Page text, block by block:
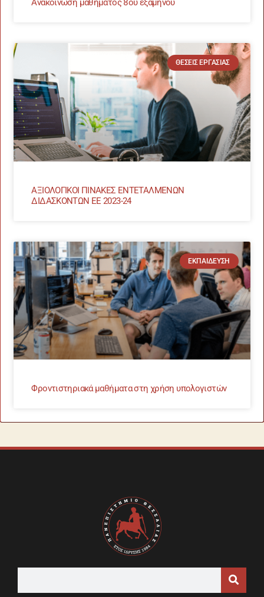
Ανακοίνωση μαθήματος 8ου εξαμήνου
ΘΈΣΕΙΣ ΕΡΓΑΣΊΑΣ
ΑΞΙΟΛΟΓΙΚΟΙ ΠΙΝΑΚΕΣ ΕΝΤΕΤΑΛΜΕΝΩΝ
ΔΙΔΑΣΚΟΝΤΩΝ ΕΕ 2023-24
ΕΚΠΑΊΔΕΥΣΗ
Φροντιστηριακά μαθήματα στη χρήση υπολογιστών